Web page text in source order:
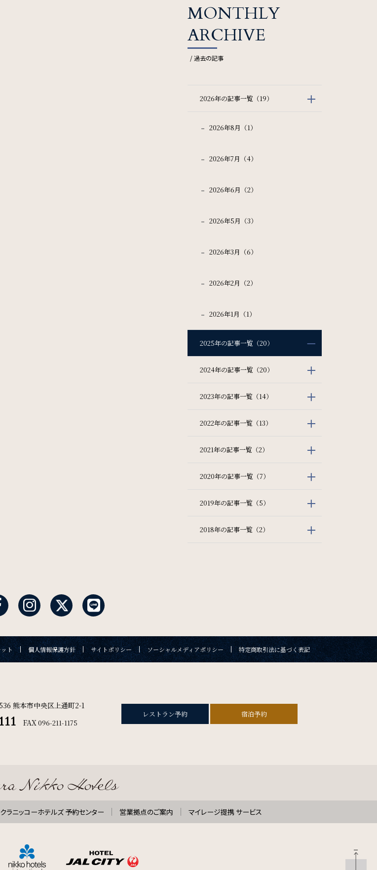
検索
MONTHLY
ARCHIVE
/ 過去の記事
2026年の記事一覧（19）
2026年8月（1）
2026年7月（4）
2026年6月（2）
2026年5月（3）
2026年3月（6）
2026年2月（2）
2026年1月（1）
2025年の記事一覧（20）
2024年の記事一覧（20）
2023年の記事一覧（14）
2022年の記事一覧（13）
2021年の記事一覧（2）
2020年の記事一覧（7）
2019年の記事一覧（5）
2018年の記事一覧（2）
ト 個人情報保護方針 サイトポリシー ソーシャルメディアポリシー 特定商取引法に基づく表記
熊本市中央区上通町2-1
FAX096-211-1175
レストラン予約 宿泊予約
ラニッコーホテルズ 予約センター 営業拠点のご案内 マイレージ提携 サービス